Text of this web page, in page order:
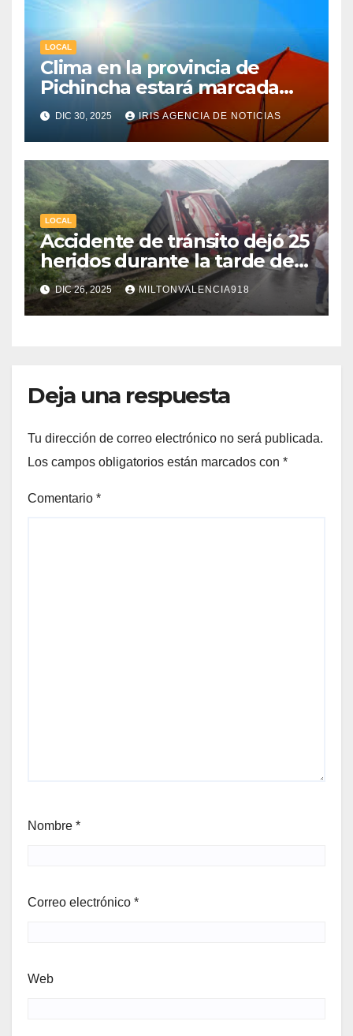
LOCAL
Clima en la provincia de
Pichincha estará marcada
por una fuerte radiación UV
DIC 30, 2025 IRIS AGENCIA DE NOTICIAS
LOCAL
Accidente de tránsito dejó 25
heridos durante la tarde de
navidad
DIC 26, 2025 MILTONVALENCIA918
Deja una respuesta
Tu dirección de correo electrónico no será publicada.
Los campos obligatorios están marcados con *
Comentario *
Nombre *
Correo electrónico *
Web